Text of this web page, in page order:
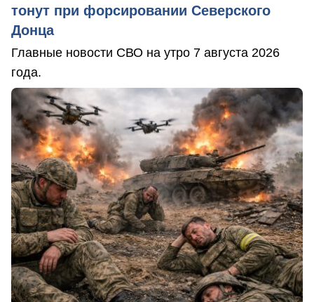
тонут при форсировании Северского
Донца
Главные новости СВО на утро 7 августа 2026
года.